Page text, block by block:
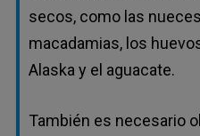
secos, como las
macadamias, los
Alaska y el aguacate.
También es necesario